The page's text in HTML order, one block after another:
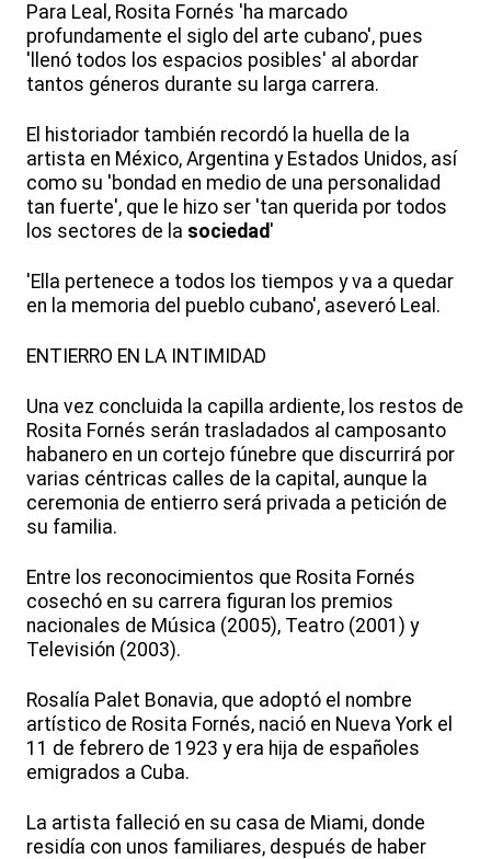
Para Leal, Rosita Fornés 'ha marcado
profundamente el siglo del arte cubano', pues
'llenó todos los espacios posibles' al abordar
tantos géneros durante su larga carrera.
El historiador también recordó la huella de la
artista en México, Argentina y Estados Unidos, así
como su 'bondad en medio de una personalidad
tan fuerte', que le hizo ser 'tan querida por todos
los sectores de la sociedad'
'Ella pertenece a todos los tiempos y va a quedar
en la memoria del pueblo cubano', aseveró Leal.
ENTIERRO EN LA INTIMIDAD
Una vez concluida la capilla ardiente, los restos de
Rosita Fornés serán trasladados al camposanto
habanero en un cortejo fúnebre que discurrirá por
varias céntricas calles de la capital, aunque la
ceremonia de entierro será privada a petición de
su familia.
Entre los reconocimientos que Rosita Fornés
cosechó en su carrera figuran los premios
nacionales de Música (2005), Teatro (2001) y
Televisión (2003).
Rosalía Palet Bonavia, que adoptó el nombre
artístico de Rosita Fornés, nació en Nueva York el
11 de febrero de 1923 y era hija de españoles
emigrados a Cuba.
La artista falleció en su casa de Miami, donde
residía con unos familiares, después de haber